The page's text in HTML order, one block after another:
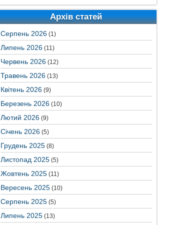
Архів статей
Серпень 2026(1)
Липень 2026(11)
Червень 2026(12)
Травень 2026(13)
Квітень 2026(9)
Березень 2026(10)
Лютий 2026(9)
Січень 2026(5)
Грудень 2025(8)
Листопад 2025(5)
Жовтень 2025(11)
Вересень 2025(10)
Серпень 2025(5)
Липень 2025(13)